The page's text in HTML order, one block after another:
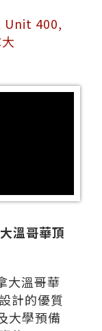
Unit 400,
溫哥華頂
大溫哥華
計的優質
大學預備